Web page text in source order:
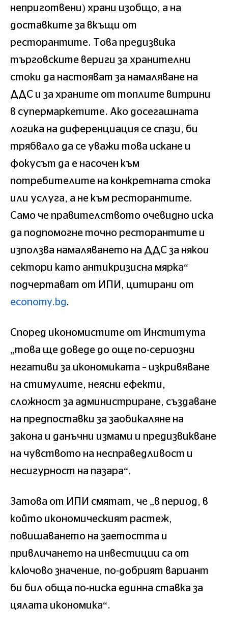
неприготвени) храни изобщо, а на
доставките за вкъщи от
ресторантите. Това предизвика
търговските вериги за хранителни
стоки да настояват за намаляване на
ДДС и за храните от топлите витрини
в супермаркетите. Ако досегашната
логика на диференциация се спази, би
трябвало да се уважи това искане и
фокусът да е насочен към
потребителите на конкретната стока
или услуга, а не към ресторантите.
Само че правителството очевидно иска
да подпомогне точно ресторантите и
използва намаляването на ДДС за някои
сектори като антикризисна мярка“
подчертават от ИПИ, цитирани от
economy.bg.
Според икономистите от Института
„това ще доведе до още по-сериозни
негативи за икономиката – изкривяване
на стимулите, неясни ефекти,
сложност за администриране, създаване
на предпоставки за заобикаляне на
закона и данъчни измами и предизвикване
на чувството на несправедливост и
несигурност на пазара“.
Затова от ИПИ смятат, че „в период, в
който икономическият растеж,
повишаването на заетостта и
привличането на инвестиции са от
ключово значение, по-добрият вариант
би бил обща по-ниска единна ставка за
цялата икономика“.